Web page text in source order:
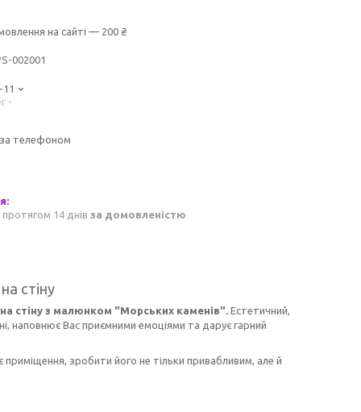
на сайті — 200 ₴
002001
-
телефоном
14 днів за домовленістю
стіну
стіну з малюнком "Морських каменів". Естетичний,
наповнює Вас приємними емоціями та дарує гарний
зробити його не тільки привабливим, але й